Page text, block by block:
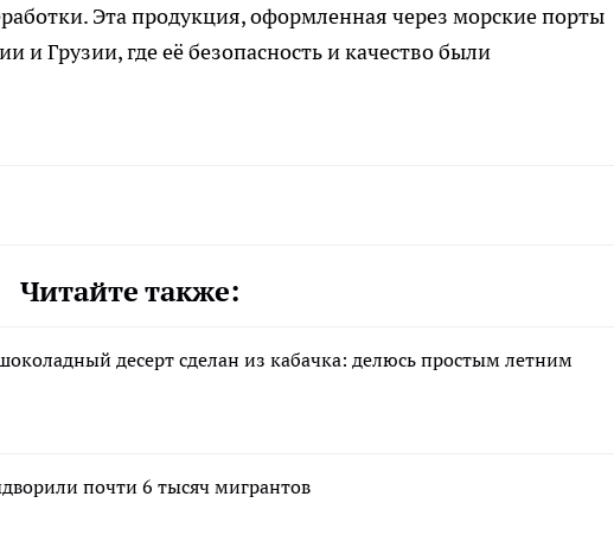
Эта продукция, оформленная через морские порты
и Грузии, где её безопасность и качество были
Читайте также:
десерт сделан из кабачка: делюсь простым летним
почти 6 тысяч мигрантов